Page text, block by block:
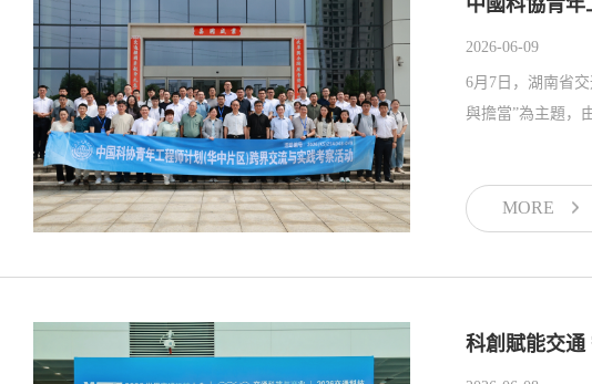
2026-06-09
6月7日，湖南省
與擔當”為主題，
MORE
科創賦能交通